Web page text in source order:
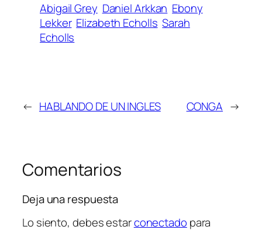
Abigail Grey Daniel Arkkan Ebony
Lekker Elizabeth Echolls Sarah
Echolls
← HABLANDO DE UN INGLES CONGA →
Comentarios
Deja una respuesta
Lo siento, debes estarconectado para